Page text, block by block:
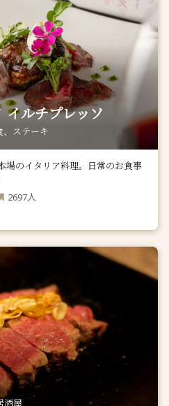
イルチプレッソ
、ステーキ
場のイタリア料理。日常のお食事
2697人
酒屋